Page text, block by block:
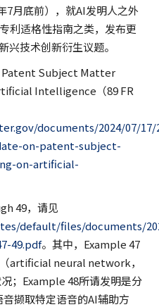
7月底前），就AI发明人之外
利适格性指南之类，发布更
兴技术创新衍生议题。
Patent Subject Matter
Intelligence（89 FR
documents/2024/07/17/
on-patent-subject-
on-artificial-
49，请见
default/files/documents/
49.pdf。其中，Example 47
artificial neural network，
；Example 48所请发明是分
撷取特定语音的AI辅助方